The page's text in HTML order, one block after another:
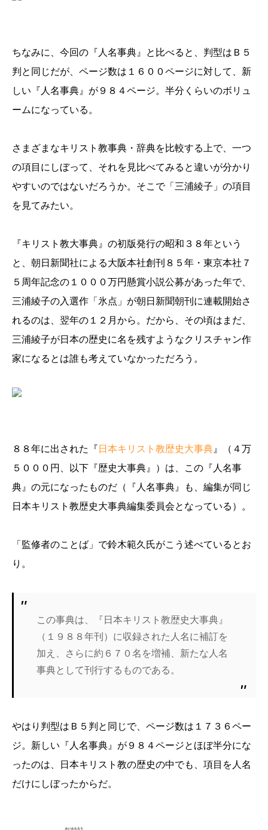
ちなみに、今回の『人名事典』と比べると、判型はＢ５
判と同じだが、ページ数は１６００ページに対して、新
しい『人名事典』が９８４ページ。半分くらいのボリュ
ームになっている。
さまざまなキリスト教事典・辞典を比較する上で、一つ
の項目にしぼって、それを見比べてみると違いが分かり
やすいのではないだろうか。そこで「三浦綾子」の項目
を見てみたい。
『キリスト教大事典』の初版発行の昭和３８年という
と、朝日新聞社による大阪本社創刊８５年・東京本社７
５周年記念の１０００万円懸賞小説公募があった年で、
三浦綾子の入選作「氷点」が朝日新聞朝刊に連載開始さ
れるのは、翌年の１２月から。だから、その頃はまだ、
三浦綾子が日本の歴史に名を残すようなクリスチャン作
家になるとは誰も考えていなかっただろう。
８８年に出された『 日本キリスト教歴史大事典 』（４万
５０００円、以下『歴史大事典』）は、この『人名事
典』の元になったものだ（『人名事典』も、編集が同じ
日本キリスト教歴史大事典編集委員会となっている）。
「監修者のことば」で鈴木範久氏がこう述べているとお
り。
この事典は、『日本キリスト教歴史大事典』
（１９８８年刊）に収録された人名に補訂を
加え、さらに約６７０名を増補、新たな人名
事典として刊行するものである。
やはり判型はＢ５判と同じで、ページ数は１７３６ペー
ジ。新しい『人名事典』が９８４ページとほぼ半分にな
ったのは、日本キリスト教の歴史の中でも、項目を人名
だけにしぼったからだ。